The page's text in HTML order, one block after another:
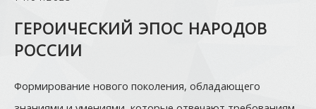
ГЕРОИЧЕСКИЙ ЭПОС НАРОДОВ
РОССИИ
Формирование нового поколения, обладающего